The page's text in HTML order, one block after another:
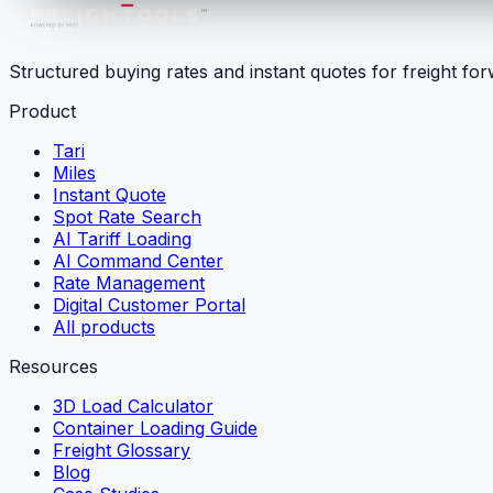
Structured buying rates and instant quotes for freight
Product
Tari
Miles
Instant Quote
Spot Rate Search
AI Tariff Loading
AI Command Center
Rate Management
Digital Customer Portal
All products
Resources
3D Load Calculator
Container Loading Guide
Freight Glossary
Blog